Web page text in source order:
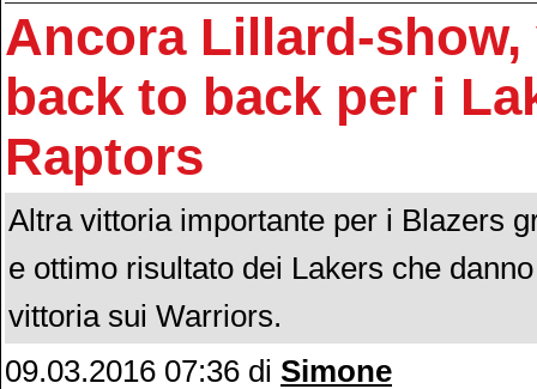
Ancora Lillard-
back to back per i
Raptors
Altra vittoria importante per i Blazers
e ottimo risultato dei Lakers che
vittoria sui Warriors.
09.03.2016 07:36 di Simone